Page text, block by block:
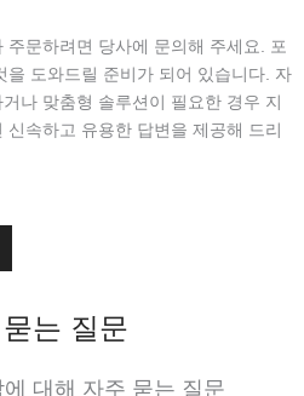
주문하려면 당사에 문의해 주세요. 포
을 도와드릴 준비가 되어 있습니다. 자
나 맞춤형 솔루션이 필요한 경우 지
신속하고 유용한 답변을 제공해 드리
는 질문
대해 자주 묻는 질문